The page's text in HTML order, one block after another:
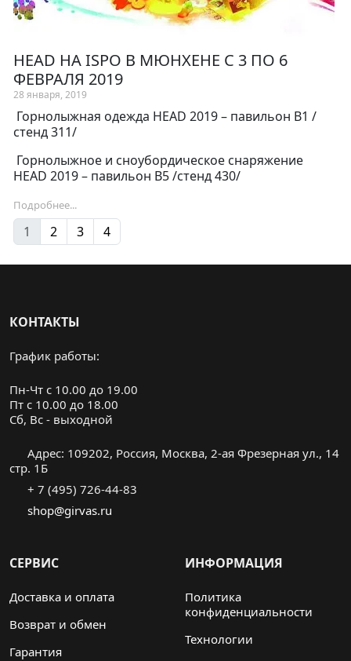
HEAD НА ISPO В МЮНХЕНЕ С 3 ПО 6
ФЕВРАЛЯ 2019
28 января, 2019
Горнолыжная одежда HEAD 2019 – павильон B1 /
стенд 311/
Горнолыжное и сноубордическое снаряжение
HEAD 2019 – павильон B5 /стенд 430/
Подробнее...
1 2 3 4
КОНТАКТЫ
График работы:
Пн-Чт с 10.00 до 19.00
Пт с 10.00 до 18.00
Cб, Вс - выходной
Адрес: 109202, Россия, Москва, 2-ая Фрезерная ул., 14
стр. 1Б
+ 7 (495) 726-44-83
shop@girvas.ru
СЕРВИС
Доставка и оплата
Возврат и обмен
Гарантия
ИНФОРМАЦИЯ
Политика
конфиденциальности
Технологии